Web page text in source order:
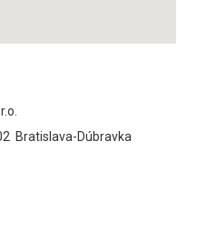
Bratislava-Dúbravka